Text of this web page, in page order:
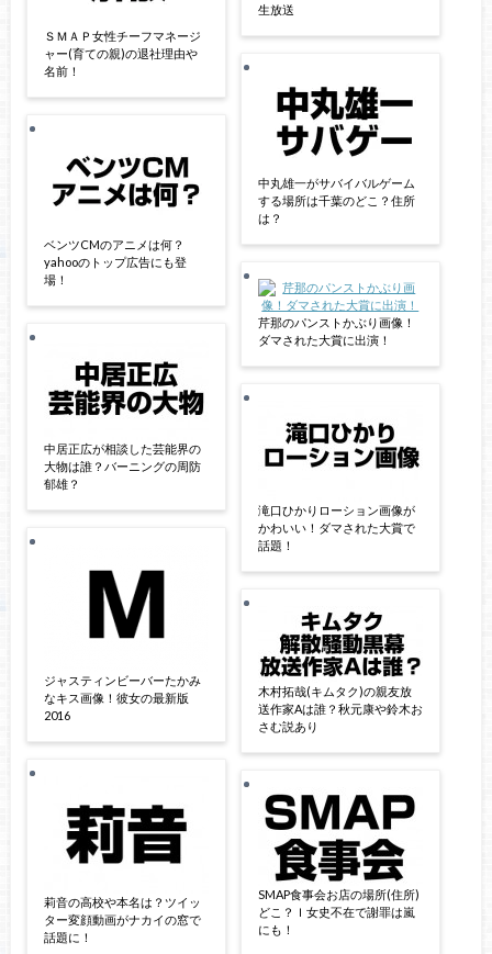
ＳＭＡＰ女性チーフマネージ
ャー(育ての親)の退社理由や
名前！
ベンツCMのアニメは何？
yahooのトップ広告にも登
場！
中居正広が相談した芸能界の
大物は誰？バーニングの周防
郁雄？
ジャスティンビーバーたかみ
なキス画像！彼女の最新版
2016
莉音の高校や本名は？ツイッ
ター変顔動画がナカイの窓で
話題に！
生放送
中丸雄一がサバイバルゲーム
する場所は千葉のどこ？住所
は？
芹那のパンストかぶり画像！
ダマされた大賞に出演！
滝口ひかりローション画像が
かわいい！ダマされた大賞で
話題！
木村拓哉(キムタク)の親友放
送作家Aは誰？秋元康や鈴木お
さむ説あり
SMAP食事会お店の場所(住所)
どこ？Ｉ女史不在で謝罪は嵐
にも！